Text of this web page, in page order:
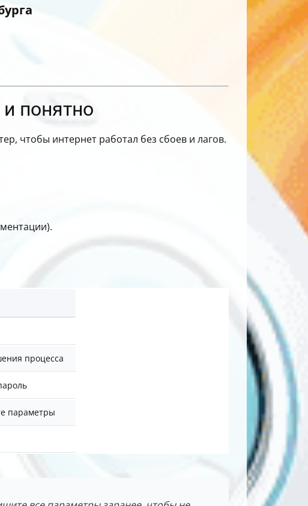
понятно
чтобы интернет работал без сбоев и лагов.
процесса
параметры